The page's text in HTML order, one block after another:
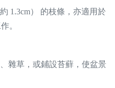
1.3cm） 的枝條，亦適用於
。
雜草，或鋪設苔蘚，使盆景